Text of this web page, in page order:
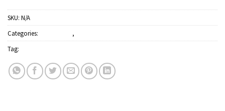
SKU: N/A
Categories:
,
Tag: